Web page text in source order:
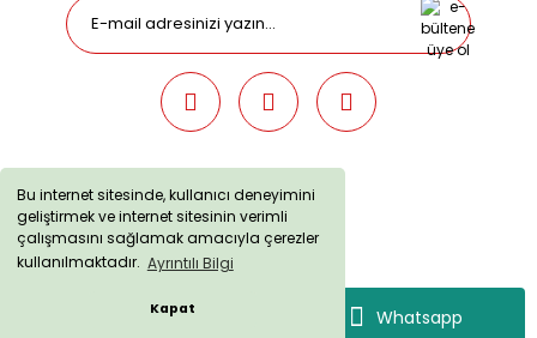
Bu internet sitesinde, kullanıcı deneyimini
geliştirmek ve internet sitesinin verimli
çalışmasını sağlamak amacıyla çerezler
kullanılmaktadır. Ayrıntılı Bilgi
Kapat Whatsapp
uygunamama.com © 2019 - Tüm Hakları Saklıdır. Kredi kartı
bilgileriniz 256bit SSL sertifikası ile korunmaktadır.